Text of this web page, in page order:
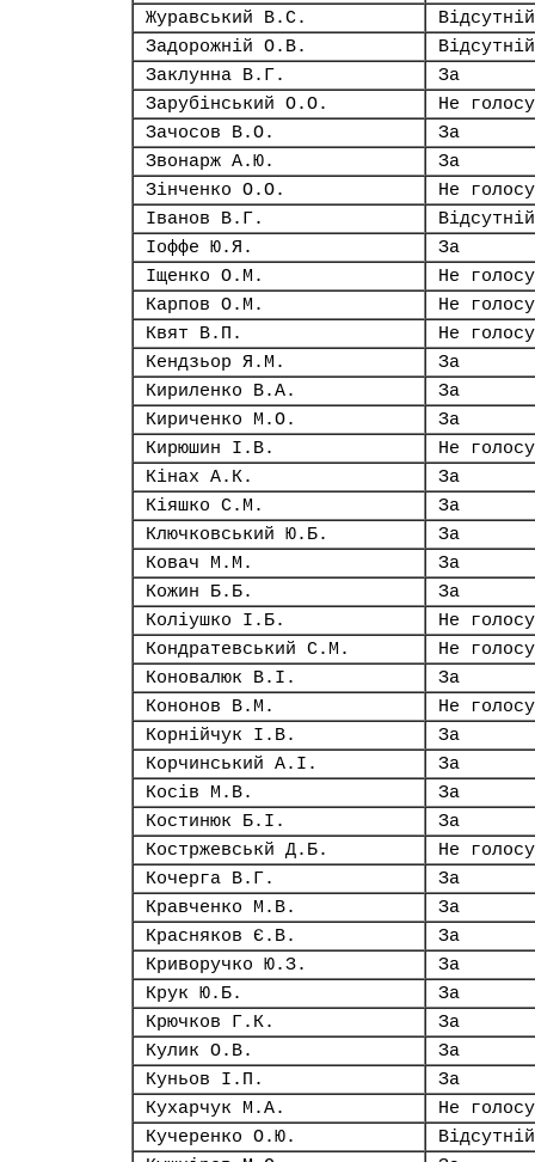
Журавський В.С.
Відсутній
Задорожній О.В.
Відсутній
Заклунна В.Г.
За
Зарубінський О.О.
Не
Зачосов В.О.
За
Звонарж А.Ю.
За
Зінченко О.О.
Не
Іванов В.Г.
Відсутній
Іоффе Ю.Я.
За
Іщенко О.М.
Не
Карпов О.М.
Не
Квят В.П.
Не
Кендзьор Я.М.
За
Кириленко В.А.
За
Кириченко М.О.
За
Кирюшин І.В.
Не
Кінах А.К.
За
Кіяшко С.М.
За
Ключковський Ю.Б.
За
Ковач М.М.
За
Кожин Б.Б.
За
Коліушко І.Б.
Не
Кондратевський С.М.
Не
Коновалюк В.І.
За
Кононов В.М.
Не
Корнійчук І.В.
За
Корчинський А.І.
За
Косів М.В.
За
Костинюк Б.І.
За
Костржевськй Д.Б.
Не
Кочерга В.Г.
За
Кравченко М.В.
За
Красняков Є.В.
За
Криворучко Ю.З.
За
Крук Ю.Б.
За
Крючков Г.К.
За
Кулик О.В.
За
Куньов І.П.
За
Кухарчук М.А.
Не
Кучеренко О.Ю.
Відсутній